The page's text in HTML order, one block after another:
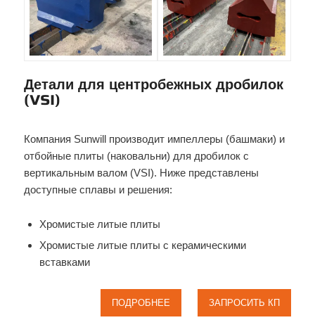
Детали для центробежных дробилок
(VSI)
Компания Sunwill производит импеллеры (башмаки) и
отбойные плиты (наковальни) для дробилок с
вертикальным валом (VSI). Ниже представлены
доступные сплавы и решения:
Хромистые литые плиты
Хромистые литые плиты с керамическими
вставками
ПОДРОБНЕЕ ЗАПРОСИТЬ КП